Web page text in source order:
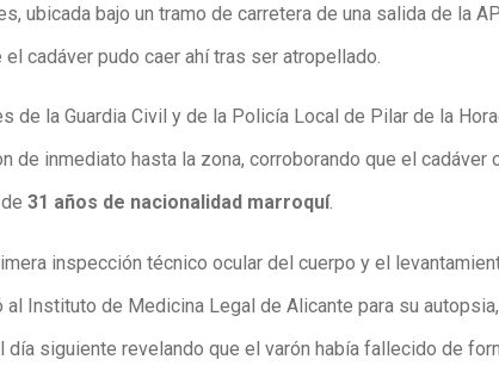
ubicada bajo un tramo de carretera de una salida de la
el cadáver pudo caer ahí tras ser atropellado.
de la Guardia Civil y de la Policía Local de Pilar de la
de inmediato hasta la zona, corroborando que el cadáver
31 años de nacionalidad marroquí.
inspección técnico ocular del cuerpo y el
al Instituto de Medicina Legal de Alicante para su
día siguiente revelando que el varón había fallecido de